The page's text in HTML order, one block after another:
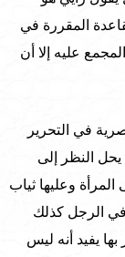
المقررة في
عليه إلا أن
في التحرير
يحل النظر إلى
وعليها ثياب
في الرجل كذلك
يفيد أنه ليس